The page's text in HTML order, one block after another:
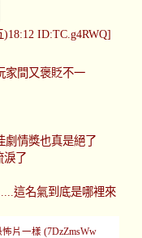
ID:TC.g4RWQ]
家間又褒貶不一
劇情獎也真是絕了
淚了
這名氣到底是哪裡來
片一樣 (7DzZmsWw